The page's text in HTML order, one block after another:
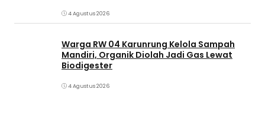
4 Agustus 2026
Warga RW 04 Karunrung Kelola Sampah
Mandiri, Organik Diolah Jadi Gas Lewat
Biodigester
4 Agustus 2026